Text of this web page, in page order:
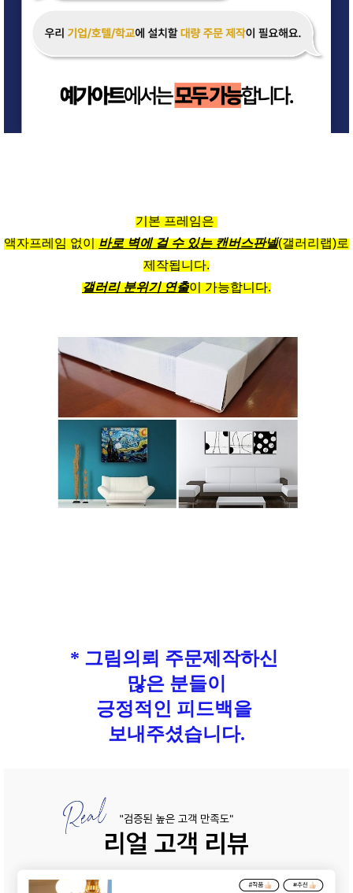
기본 프레임은
액자프레임 없이 바로 벽에 걸 수 있는 캔버스판넬(갤러리랩)로
제작됩니다.
갤러리 분위기 연출이 가능합니다.
* 그림의뢰 주문제작하신
많은 분들이
긍정적인 피드백을
보내주셨습니다.